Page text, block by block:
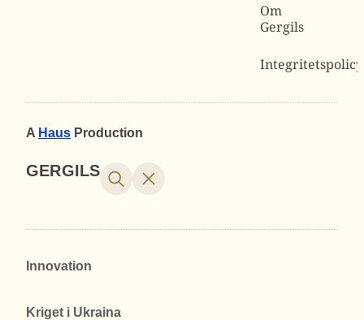
Om
Gergils
Integritetspolicy
A Haus Production
GERGILS
Innovation
Kriget i Ukraina